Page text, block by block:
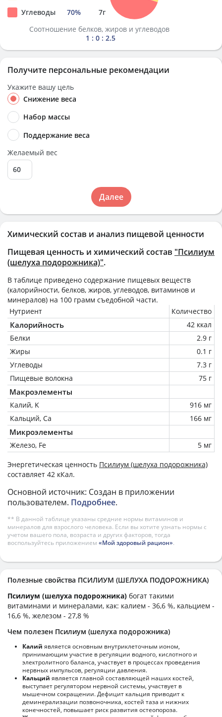
Химический состав и анализ пищевой ценности
Пищевая ценность и химический состав "Псилиум
(шелуха подорожника)".
В таблице приведено содержание пищевых веществ
(калорийности, белков, жиров, углеводов, витаминов и
минералов) на 100 грамм съедобной части.
Нутриент
Количество
Калорийность
42 ккал
Белки
2.9 г
Жиры
0.1 г
Углеводы
7.3 г
Пищевые волокна
75 г
Макроэлементы
Калий, K
916 мг
Кальций, Ca
166 мг
Микроэлементы
Железо, Fe 5 мг
Энергетическая ценность Псилиум (шелуха подорожника)
составляет 42 кКал.
Основной источник: Создан в приложении
пользователем. Подробнее.
** В данной таблице указаны средние нормы витаминов и
минералов для взрослого человека. Если вы хотите узнать нормы с
учетом вашего пола, возраста и других факторов, тогда
воспользуйтесь приложением «Мой здоровый рацион».
Углеводы
70% 7г
Соотношение белков, жиров и углеводов
1 : 0 : 2.5
Получите персональные рекомендации
Укажите вашу цель
Снижение веса
Набор массы
Поддержание веса
Желаемый вес
Далее
Полезные свойства ПСИЛИУМ (ШЕЛУХА ПОДОРОЖНИКА)
Псилиум (шелуха подорожника) богат такими
витаминами и минералами, как: калием - 36,6 %, кальцием -
16,6 %, железом - 27,8 %
Чем полезен Псилиум (шелуха подорожника)
Калий является основным внутриклеточным ионом,
принимающим участие в регуляции водного, кислотного и
электролитного баланса, участвует в процессах проведения
нервных импульсов, регуляции давления.
Кальций является главной составляющей наших костей,
выступает регулятором нервной системы, участвует в
мышечном сокращении. Дефицит кальция приводит к
деминерализации позвоночника, костей таза и нижних
конечностей, повышает риск развития остеопороза.